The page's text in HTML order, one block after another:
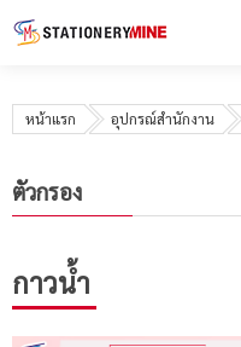
หน้าแรก อุปกรณ์สำนักงาน
กาวน้ำ
ตัวกรอง